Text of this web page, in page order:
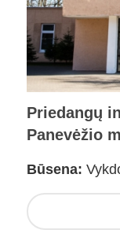
Priedangų
Panevėžio
Būsena: